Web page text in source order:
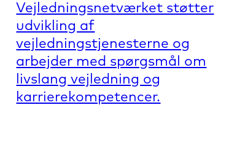
Vejledningsnetværket støtter
udvikling af
vejledningstjenesterne og
arbejder med spørgsmål om
livslang vejledning og
karrierekompetencer.